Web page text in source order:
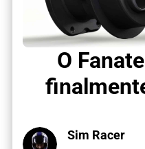
O
Sim Racer